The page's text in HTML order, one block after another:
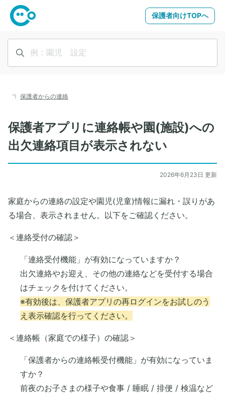
保護者向けTOPへ
保護者からの連絡
保護者アプリに連絡帳や園(施設)への
出欠連絡項目が表示されない
2026年6月23日 更新
家庭からの連絡の設定や園児(児童)情報に漏れ・誤りがあ
る場合、表示されません。以下をご確認ください。
＜連絡受付の確認＞
「連絡受付機能」が有効になっていますか？
出欠連絡やお迎え、その他の連絡などを受付する場合
はチェックを付けてください。
※有効後は、保護者アプリの再ログインをお試しのう
え表示確認を行ってください。
＜連絡帳（家庭での様子）の確認＞
「保護者からの連絡帳受付機能」が有効になっていま
すか？
前夜のお子さまの様子や食事 / 睡眠 / 排便 / 検温など